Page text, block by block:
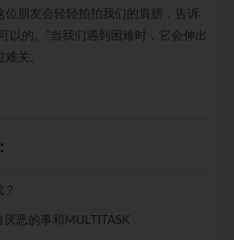
位朋友会轻轻拍拍我们的肩膀，告诉
以的。”当我们遇到困难时，它会伸出
关。
恶的事和MULTITASK